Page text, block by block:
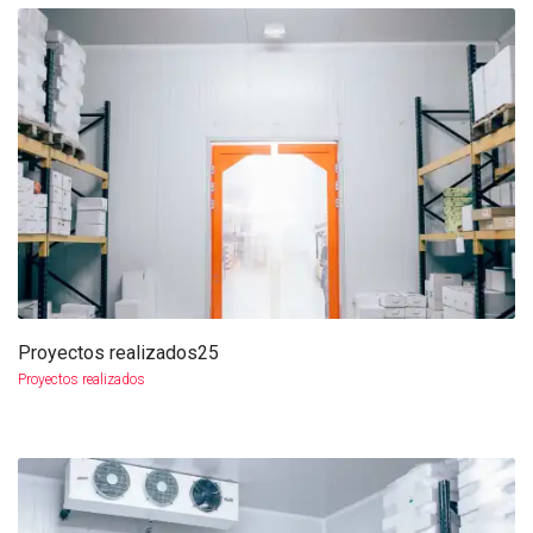
más info
Proyectos realizados25
Proyectos realizados